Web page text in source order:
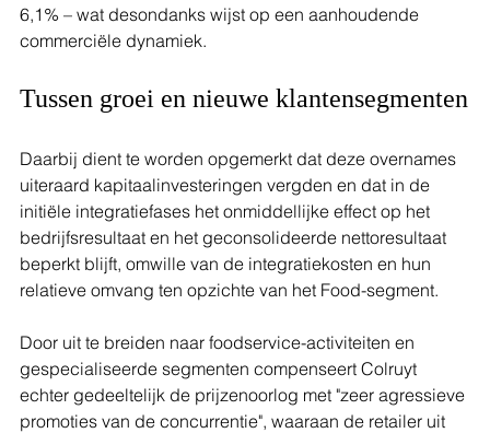
6,1% – wat desondanks wijst op een aanhoudende
commerciële dynamiek.
Tussen groei en nieuwe klantensegmenten
Daarbij dient te worden opgemerkt dat deze overnames
uiteraard kapitaalinvesteringen vergden en dat in de
initiële integratiefases het onmiddellijke effect op het
bedrijfsresultaat en het geconsolideerde nettoresultaat
beperkt blijft, omwille van de integratiekosten en hun
relatieve omvang ten opzichte van het Food-segment.
Door uit te breiden naar foodservice-activiteiten en
gespecialiseerde segmenten compenseert Colruyt
echter gedeeltelijk de prijzenoorlog met "zeer agressieve
promoties van de concurrentie", waaraan de retailer uit